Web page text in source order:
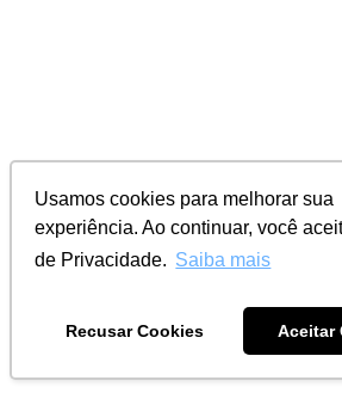
Usamos cookies para melhorar sua
experiência. Ao continuar, você
de Privacidade. Saiba mais
Recusar Cookies Aceitar